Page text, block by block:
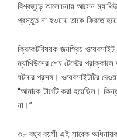
বিশ্বজুড়ে আলোচনায় আসেন
প্রস্তুত না হওয়ায় তাকে ফিরতে
ক্রিকেটবিষয়ক জনপ্রিয়
ম্যাথিউসের শেষ টেস্টের
ঘটনার প্রসঙ্গ। ওয়েবসাইটটির
“আমাকে টার্গেট করা হয়েছিল।
না।”
৩৮ বছর বয়সী এই সাবেক